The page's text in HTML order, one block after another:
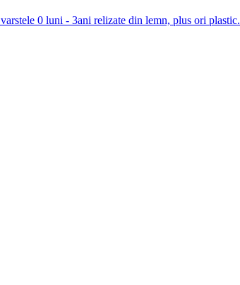
0 luni - 3ani relizate din lemn, plus ori plastic.